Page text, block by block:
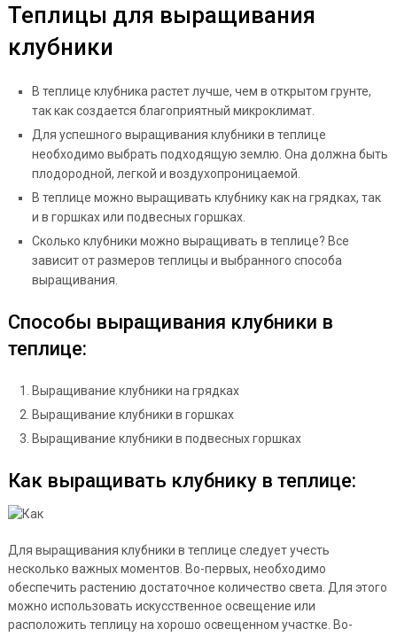
Теплицы для выращивания
клубники
В теплице клубника растет лучше, чем в открытом грунте,
так как создается благоприятный микроклимат.
Для успешного выращивания клубники в теплице
необходимо выбрать подходящую землю. Она должна быть
плодородной, легкой и воздухопроницаемой.
В теплице можно выращивать клубнику как на грядках, так
и в горшках или подвесных горшках.
Сколько клубники можно выращивать в теплице? Все
зависит от размеров теплицы и выбранного способа
выращивания.
Способы выращивания клубники в
теплице:
Выращивание клубники на грядках
Выращивание клубники в горшках
Выращивание клубники в подвесных горшках
Как выращивать клубнику в теплице:
Для выращивания клубники в теплице следует учесть
несколько важных моментов. Во-первых, необходимо
обеспечить растению достаточное количество света. Для этого
можно использовать искусственное освещение или
расположить теплицу на хорошо освещенном участке. Во-